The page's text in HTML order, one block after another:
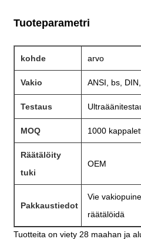
Tuoteparametri
kohde arvo
Vakio ANSI, bs,
Testaus
MOQ 1000
Räätälöity
tuki
OEM
Pakkaustiedot
Vie
räätälöidä
Tuotteita on viety 28 maahan ja